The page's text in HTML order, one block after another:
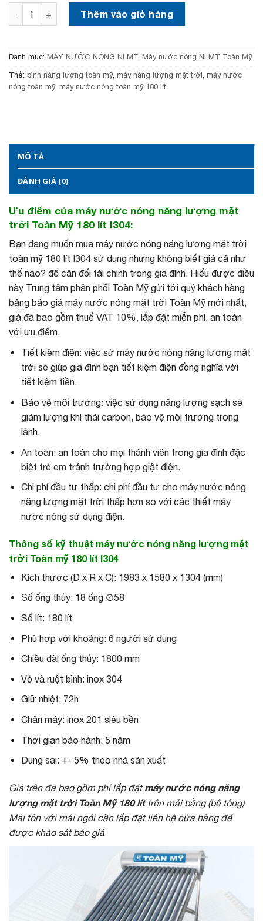
0
.
3
5
0
0
0
₫
Máy nước nóng năng lượng mặt trời Toàn Mỹ 180 lít I304
Thêm vào giỏ hàng
Danh mục: MÁY NƯỚC NÓNG NLMT Máy nước nóng NLMT Toàn Mỹ
Thẻ: bình năng lượng toàn mỹ, máy năng lượng mặt trời máy nước
nóng toàn mỹ, máy nước nóng toàn mỹ 180 lít
MÔ TẢ
ĐÁNH GIÁ (0)
Ưu điểm của máy nước nóng năng lượng mặt
trời Toàn Mỹ 180 lít I304:
Bạn đang muốn mua máy nước nóng năng lượng mặt trời
toàn mỹ 180 lít I304 sử dụng nhưng không biết giá cả như
thế nào? để cân đối tài chính trong gia đình. Hiểu được điều
này Trung tâm phân phối Toàn Mỹ gửi tới quý khách hàng
bảng báo giá máy nước nóng mặt trời Toàn Mỹ mới nhất,
giá đã bao gồm thuế VAT 10%, lắp đặt miễn phí, an toàn
với ưu điểm.
Tiết kiệm điện: việc sử máy nước nóng năng lượng mặt
trời sẽ giúp gia đình bạn tiết kiệm điện đồng nghĩa với
tiết kiệm tiền.
Bảo vệ môi trường: việc sử dụng năng lượng sạch sẽ
giảm lượng khí thải carbon, bảo vệ môi trường trong
lành.
An toàn: an toàn cho mọi thành viên trong gia đình đặc
biệt trẻ em tránh trường hợp giật điện.
Chi phí đầu tư thấp: chi phí đầu tư cho máy nước nóng
năng lượng mặt trời thấp hơn so với các thiết máy
nước nóng sử dụng điện.
Thông số kỹ thuật máy nước nóng năng lượng mặt
trời Toàn mỹ 180 lít I304
Kích thước (D x R x C): 1983 x 1580 x 1304 (mm)
Số ống thủy: 18 ống ∅58
Số lít: 180 lít
Phù hợp với khoảng: 6 người sử dụng
Chiều dài ống thủy: 1800 mm
Vỏ và ruột bình: inox 304
Giữ nhiệt: 72h
Chân máy: inox 201 siêu bền
Thời gian bảo hành: 5 năm
Dung sai: +- 5% theo nhà sản xuất
Giá trên đã bao gồm phí lắp đặtmáy nước nóng năng
lượng mặt trời Toàn Mỹ 180 líttrên mái bằng (bê tông)
Mái tôn với mái ngói cần lắp đặt liên hệ cửa hàng để
được khảo sát báo giá